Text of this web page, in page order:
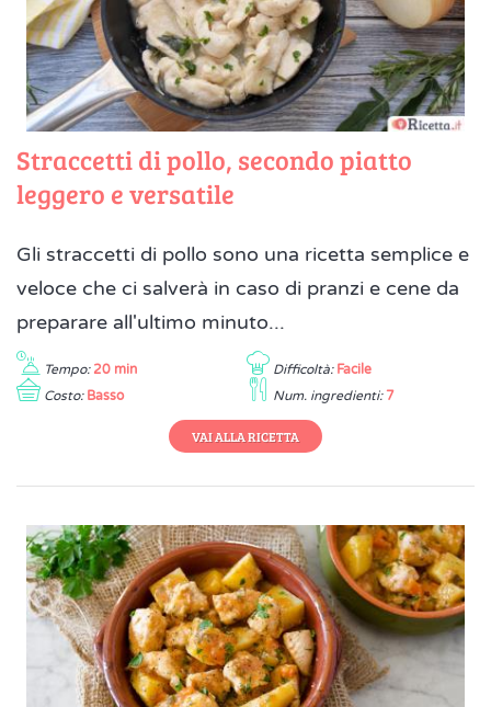
Straccetti di pollo, secondo piatto
leggero e versatile
Gli straccetti di pollo sono una ricetta semplice e
veloce che ci salverà in caso di pranzi e cene da
preparare all'ultimo minuto...
Tempo: 20 min Difficoltà: Facile
Costo: Basso Num. ingredienti: 7
VAI ALLA RICETTA